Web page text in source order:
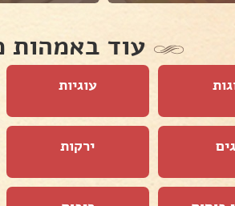
עוד באמהות
עוגיות
ירקות